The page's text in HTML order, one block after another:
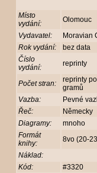
Místo
vydání:
Olomouc
Vydavatel:
Moravian
Rok vydání:
bez data
Číslo
vydání:
reprinty
Počet stran:
reprinty
gramů
Vazba:
Pevné
Řeč:
Německy
Diagramy:
mnoho
Formát
knihy:
8vo (20-
Náklad:
Kód:
#3320